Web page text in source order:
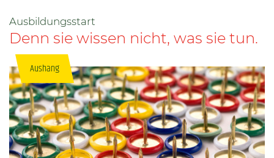
Aushang
Ausbildungsstart
Denn sie wissen nicht, was sie tun.